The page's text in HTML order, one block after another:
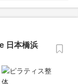
本橋浜